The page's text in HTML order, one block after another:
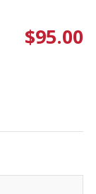
$95.00